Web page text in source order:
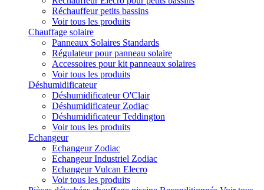
Réchauffeur petits bassins
Voir tous les produits
Chauffage solaire
Panneaux Solaires Standards
Régulateur pour panneau solaire
Accessoires pour kit panneaux solaires
Voir tous les produits
Déshumidificateur
Déshumidificateur O'Clair
Déshumidificateur Zodiac
Déshumidificateur Teddington
Voir tous les produits
Echangeur
Echangeur Zodiac
Echangeur Industriel Zodiac
Echangeur Vulcan Elecro
Voir tous les produits